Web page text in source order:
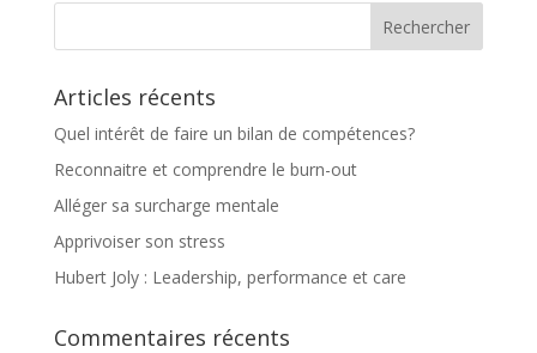
Articles récents
Quel intérêt de faire un bilan de compétences?
Reconnaitre et comprendre le burn-out
Alléger sa surcharge mentale
Apprivoiser son stress
Hubert Joly : Leadership, performance et care
Commentaires récents